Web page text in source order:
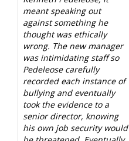
meant speaking out
against something he
thought was ethically
wrong. The new manager
was intimidating staff so
Pedeleose carefully
recorded each instance of
bullying and eventually
took the evidence to a
senior director, knowing
his own job security would